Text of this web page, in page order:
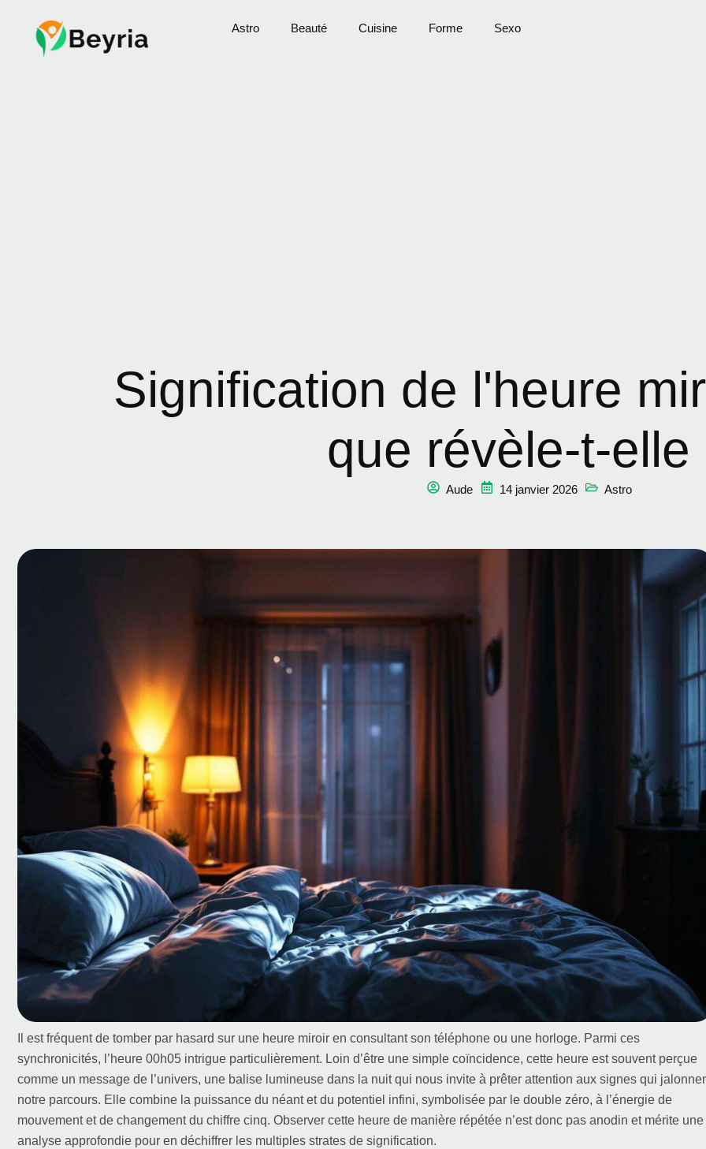
Astro Beauté Cuisine Forme Sexo
Signification de l'heure
que révèle-t-elle
Aude 14 janvier 2026 Astro
Il est fréquent de tomber par hasard sur une heure miroir en consultant son téléphone ou une horloge. Parmi ces
synchronicités, l’heure 00h05 intrigue particulièrement. Loin d’être une simple coïncidence, cette heure est souvent perçue
comme un message de l’univers, une balise lumineuse dans la nuit qui nous invite à prêter attention aux signes qui
notre parcours. Elle combine la puissance du néant et du potentiel infini, symbolisée par le double zéro, à l’énergie de
mouvement et de changement du chiffre cinq. Observer cette heure de manière répétée n’est donc pas anodin et mérite une
analyse approfondie pour en déchiffrer les multiples strates de signification.